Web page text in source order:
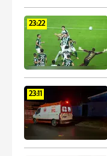
23:22
23:11